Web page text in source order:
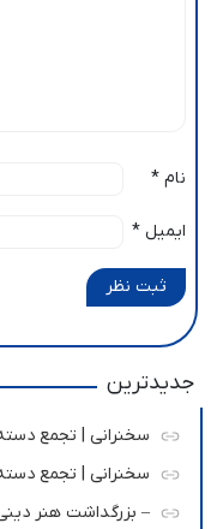
نام *
ایمیل *
ثبت نظر
جدیدترین
سخنرانی | تجمع
سخنرانی | تجمع
– بزرگداشت هنر